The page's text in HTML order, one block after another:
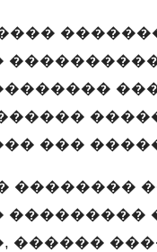
���
��������
���������
������